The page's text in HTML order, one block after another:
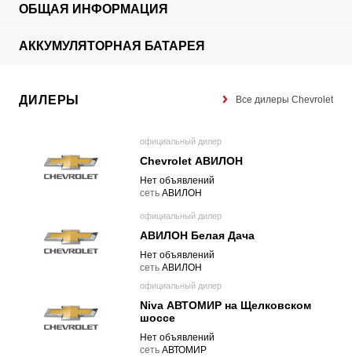
ОБЩАЯ ИНФОРМАЦИЯ
АККУМУЛЯТОРНАЯ БАТАРЕЯ
ДИЛЕРЫ Все дилеры Chevrolet
официальный дилер
Chevrolet АВИЛОН
Нет объявлений
cеть АВИЛОН
официальный дилер
АВИЛОН Белая Дача
Нет объявлений
cеть АВИЛОН
официальный дилер
Niva АВТОМИР на Щелковском
шоссе
Нет объявлений
cеть АВТОМИР